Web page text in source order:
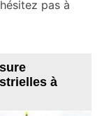
pas à
à